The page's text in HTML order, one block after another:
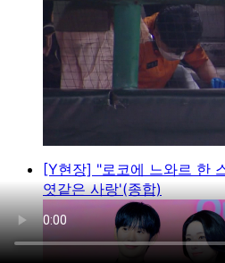
[Y현장] "로코에 느와르 한
엿같은 사랑'(종합)